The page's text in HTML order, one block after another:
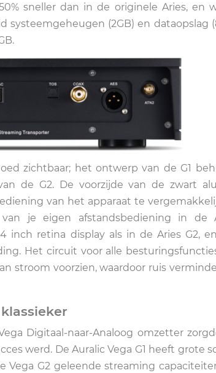
sneller dan in de originele Aries, en
(2GB) en dataopslag
zichtbaar; het ontwerp van de G1
de G2. De voorzijde van de zwart
van het apparaat te
je eigen afstandsbediening in de
retina display als in de Aries G2,
Het circuit voor alle
stroom voorzien, waardoor ruis
Digitaal-naar-Analoog omzetter
werd. De Auralic Vega G1 heeft grote
Vega G2 geleende streaming